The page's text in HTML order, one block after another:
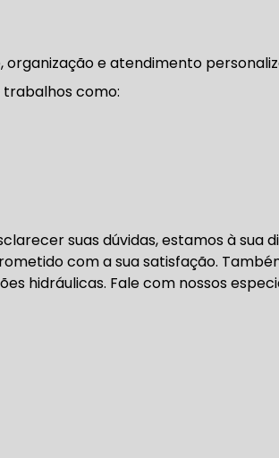
CORREIA DENTADA
E ELÉTRICA MANUTENÇÃO
organização e atendimento
como:
suas dúvidas, estamos à sua
com a sua satisfação.
hidráulicas. Fale com nossos